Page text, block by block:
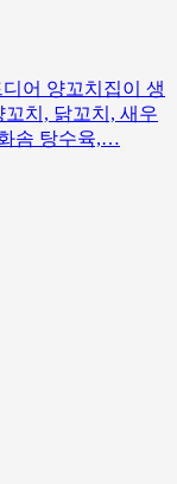
어 양꼬치집이 생
치, 닭꼬치, 새우
솜 탕수육,…